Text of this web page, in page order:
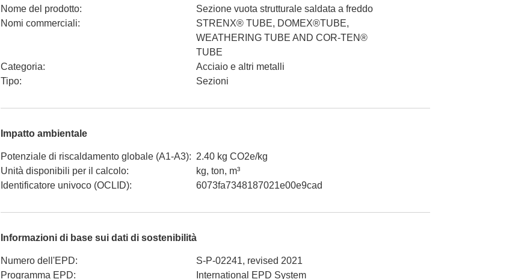
Nome del prodotto:
Sezione vuota strutturale saldata a freddo
Nomi commerciali:
STRENX® TUBE, DOMEX®TUBE,
WEATHERING TUBE AND COR-TEN®
TUBE
Categoria:
Acciaio e altri metalli
Tipo: Sezioni
Impatto ambientale
Potenziale di riscaldamento globale (A1-A3): 2.40 kg CO2e/kg
Unità disponibili per il calcolo:
kg, ton, m³
Identificatore univoco (OCLID): 6073fa7348187021e00e9cad
Informazioni di base sui dati di sostenibilità
Numero dell'EPD:
S-P-02241, revised 2021
Programma EPD:
International EPD System